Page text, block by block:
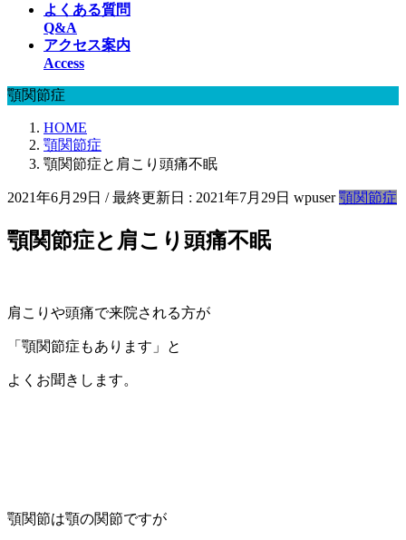
よくある質問
Q&A
アクセス案内
Access
顎関節症
HOME
顎関節症
顎関節症と肩こり頭痛不眠
2021年6月29日 / 最終更新日 : 2021年7月29日 wpuser 顎関節症
顎関節症と肩こり頭痛不眠
肩こりや頭痛で来院される方が
「顎関節症もあります」と
よくお聞きします。
顎関節は顎の関節ですが